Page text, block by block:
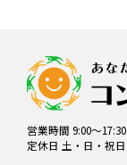
営業時間 9:00～17:30
定休日 土・日・祝日